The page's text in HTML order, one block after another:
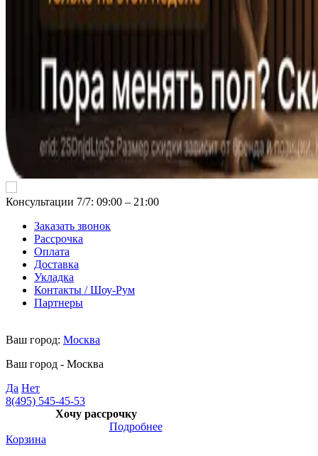
Консультации 7/7: 09:00 ‒ 21:00
Заказать звонок
Рассрочка
Оплата
Доставка
Укладка
Контакты / Шоу-Рум
Партнеры
Ваш город: Москва
Ваш город - Москва
Да Нет
8(495) 545-45-53
Хочу рассрочку
Подробнее
Корзина